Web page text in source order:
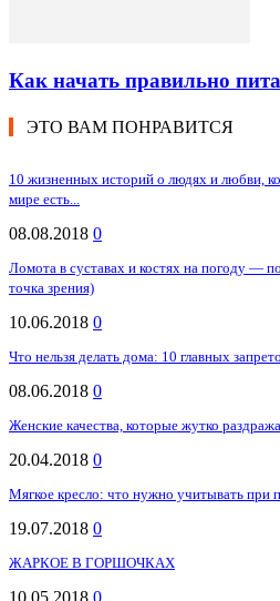
Как начать правильно
ЭТО ВАМ ПОНРАВИТСЯ
10 жизненных историй о людях и любви,
мире есть...
08.08.2018 0
Ломота в суставах и костях на погоду —
точка зрения)
10.06.2018 0
Что нельзя делать дома: 10 главных
08.06.2018 0
Женские качества, которые жутко
20.04.2018 0
Мягкое кресло: что нужно учитывать при
19.07.2018 0
ЖАРКОЕ В ГОРШОЧКАХ